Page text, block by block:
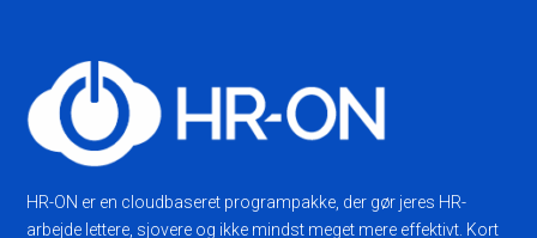
HR-ON er en cloudbaseret programpakke, der gør jeres HR-
arbejde lettere, sjovere og ikke mindst meget mere effektivt. Kort